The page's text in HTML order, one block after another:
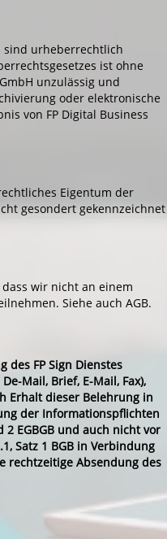
sind urheberrechtlich
ist ohne
unzulässig und
oder elektronische
von FP Digital Business
Eigentum der
gesondert gekennzeichnet
wir nicht an einem
Siehe auch AGB.
des FP Sign Dienstes
Mail, Brief, E-Mail, Fax),
Erhalt dieser Belehrung in
der Informationspflichten
EGBGB und auch nicht vor
Satz 1 BGB in Verbindung
rechtzeitige Absendung des